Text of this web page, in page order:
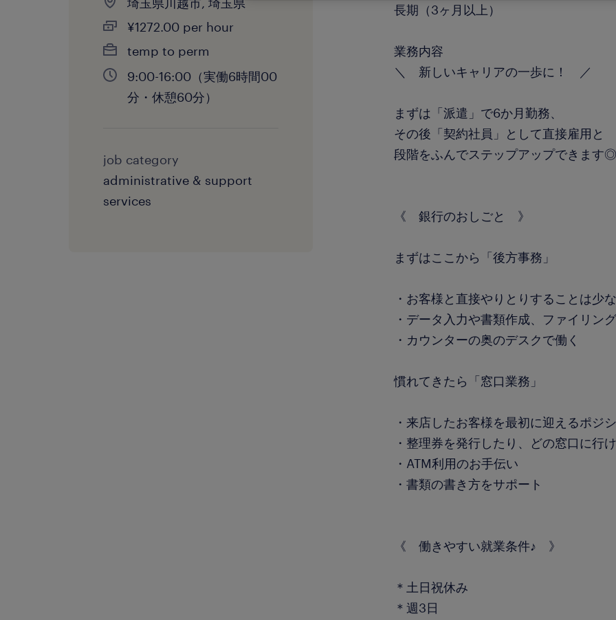
¥1272.00 per hour
temp to perm
9:00-16:00（実働6時間00
分・休憩60分）
job category
administrative & support
services
長期（3ヶ月以上）
業務内容
＼ 新しいキャリアの一歩に！ ／
まずは「派遣」で6か月勤務、
その後「契約社員」として直接雇用と
段階をふんでステップアップできます
《 銀行のおしごと 》
まずはここから「後方事務」
・お客様と直接やりとりすることは少
・データ入力や書類作成、ファイリン
・カウンターの奥のデスクで働く
慣れてきたら「窓口業務」
・来店したお客様を最初に迎えるポジ
・整理券を発行したり、どの窓口に行
・ATM利用のお手伝い
・書類の書き方をサポート
《 働きやすい就業条件♪ 》
＊土日祝休み
＊週3日